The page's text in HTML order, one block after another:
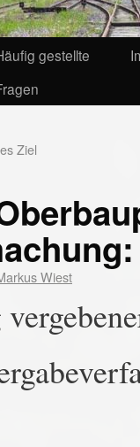
gestellte
Ziel
Wiest